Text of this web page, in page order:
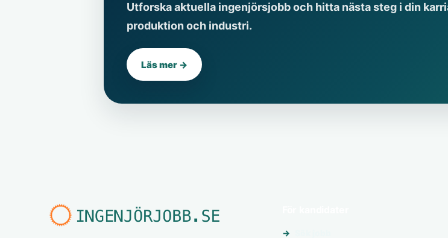
Utforska aktuella ingenjörsjobb och hitta nästa steg i din
produktion och industri.
Läs mer →